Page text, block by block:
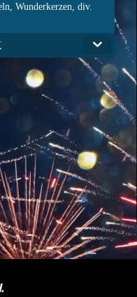
Wunderkerzen, div.